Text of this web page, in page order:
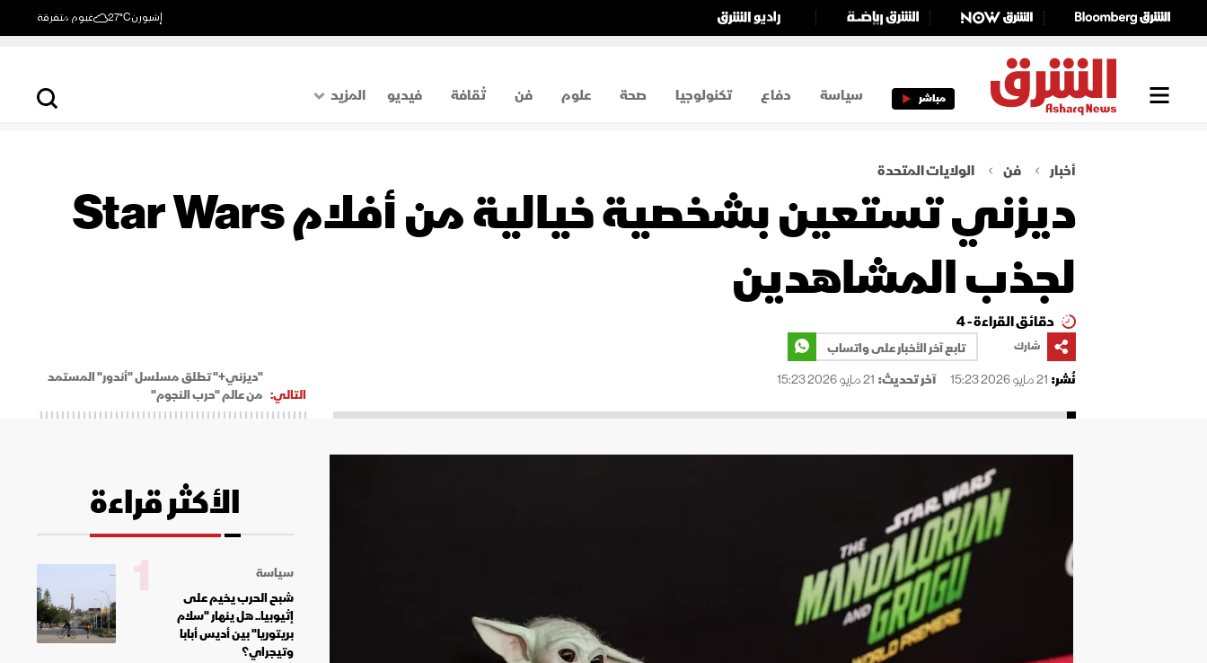
إشبورن27°C غيوم متفرقة
مباشر سياسة دفاع تكنولوجيا صحة علوم فن ثقافة فيديو
المزيد
اقتصاد
أخبار فن الولايات المتحدة
ديزني تستعين بشخصية خيالية من أفلام Star Wars
لجذب المشاهدين
دقائق القراءة - 4
شارك
تابع آخر الأخبار على واتساب
نُشر: 21 مايو 2026 15:23 آخر تحديث: 21 مايو 2026 15:23
التالي:
"ديزني+" تطلق مسلسل "أندور" المستمد
من عالم "حرب النجوم"
الأكثر قراءة
سياسة
شبح الحرب يخيم على
إثيوبيا.. هل ينهار "سلام
بريتوريا" بين أديس أبابا
وتيجراي؟
1